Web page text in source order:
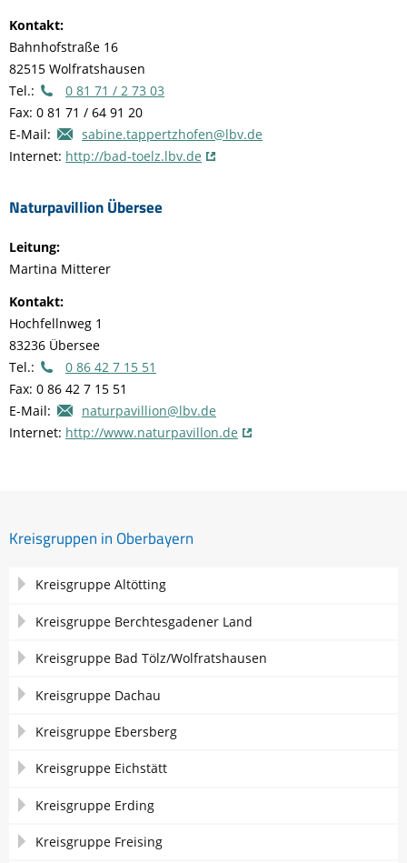
Kontakt:
Bahnhofstraße 16
82515 Wolfratshausen
Tel.:
0 81 71 / 2 73 03
Fax: 0 81 71 / 64 91 20
E-Mail:
sabine.tappertzhofen@lbv.de
Internet: http://bad-toelz.lbv.de
Naturpavillion Übersee
Leitung:
Martina Mitterer
Kontakt:
Hochfellnweg 1
83236 Übersee
Tel.:
0 86 42 7 15 51
Fax: 0 86 42 7 15 51
E-Mail:
naturpavillion@lbv.de
Internet: http://www.naturpavillon.de
Kreisgruppen in Oberbayern
Navigation
Kreisgruppe Altötting
Kreisgruppe Berchtesgadener Land
Kreisgruppe Bad Tölz/Wolfratshausen
Kreisgruppe Dachau
Kreisgruppe Ebersberg
Kreisgruppe Eichstätt
Kreisgruppe Erding
Kreisgruppe Freising